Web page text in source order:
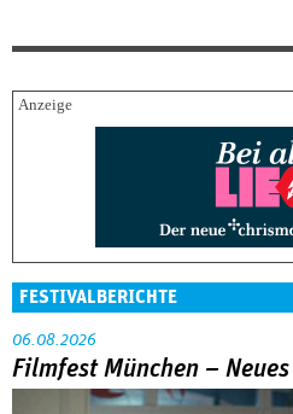
FESTIVALBERICHTE
06.08.2026
Filmfest München –